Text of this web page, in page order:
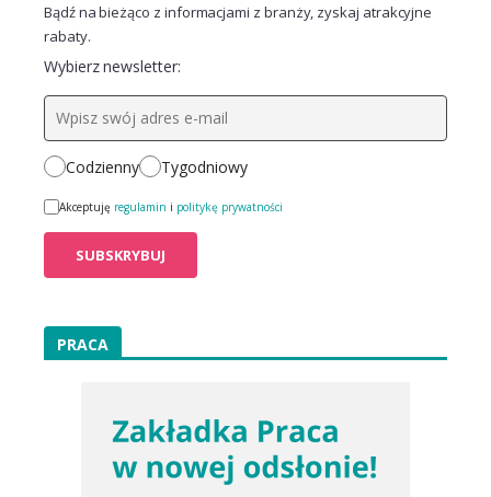
Bądź na bieżąco z informacjami z branży, zyskaj atrakcyjne
rabaty.
Wybierz newsletter:
Codzienny Tygodniowy
Akceptuję regulamin i politykę prywatności
PRACA